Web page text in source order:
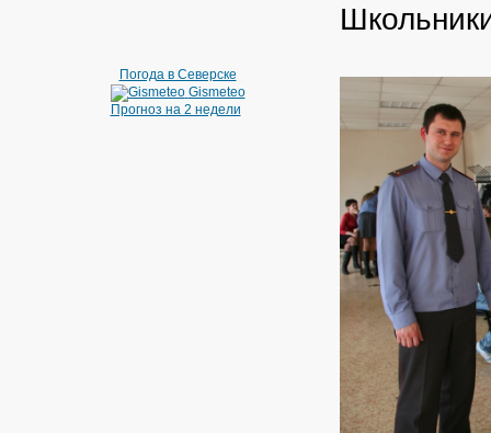
Погода в Северске
Gismeteo
Прогноз на 2 недели